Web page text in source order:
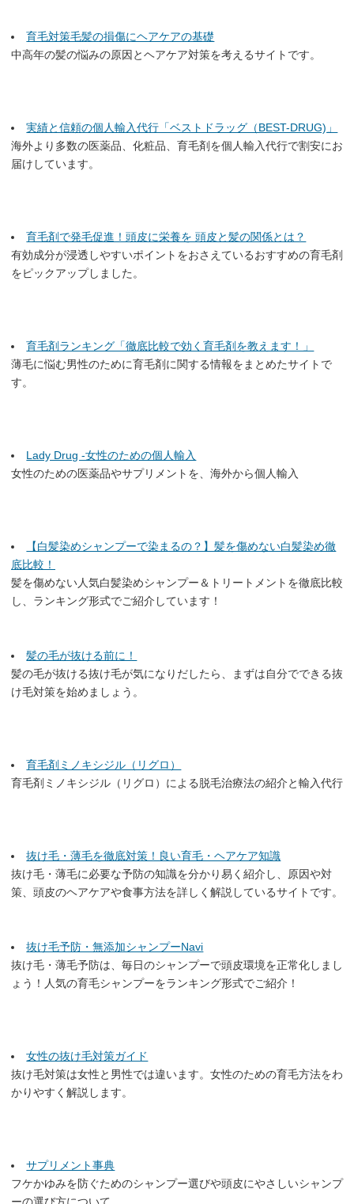
育毛対策毛髪の損傷にヘアケアの基礎
中高年の髪の悩みの原因とヘアケア対策を考えるサイトです。
実績と信頼の個人輸入代行「ベストドラッグ（BEST-DRUG)」
海外より多数の医薬品、化粧品、育毛剤を個人輸入代行で割安にお
届けしています。
育毛剤で発毛促進！頭皮に栄養を 頭皮と髪の関係とは？
有効成分が浸透しやすいポイントをおさえているおすすめの育毛剤
をピックアップしました。
育毛剤ランキング「徹底比較で効く育毛剤を教えます！」
薄毛に悩む男性のために育毛剤に関する情報をまとめたサイトで
す。
Lady Drug -女性のための個人輸入
女性のための医薬品やサプリメントを、海外から個人輸入
【白髪染めシャンプーで染まるの？】髪を傷めない白髪染め徹
底比較！
髪を傷めない人気白髪染めシャンプー＆トリートメントを徹底比較
し、ランキング形式でご紹介しています！
髪の毛が抜ける前に！
髪の毛が抜ける抜け毛が気になりだしたら、まずは自分でできる抜
け毛対策を始めましょう。
育毛剤ミノキシジル（リグロ）
育毛剤ミノキシジル（リグロ）による脱毛治療法の紹介と輸入代行
抜け毛・薄毛を徹底対策！良い育毛・ヘアケア知識
抜け毛・薄毛に必要な予防の知識を分かり易く紹介し、原因や対
策、頭皮のヘアケアや食事方法を詳しく解説しているサイトです。
抜け毛予防・無添加シャンプーNavi
抜け毛・薄毛予防は、毎日のシャンプーで頭皮環境を正常化しまし
ょう！人気の育毛シャンプーをランキング形式でご紹介！
女性の抜け毛対策ガイド
抜け毛対策は女性と男性では違います。女性のための育毛方法をわ
かりやすく解説します。
サプリメント事典
フケかゆみを防ぐためのシャンプー選びや頭皮にやさしいシャンプ